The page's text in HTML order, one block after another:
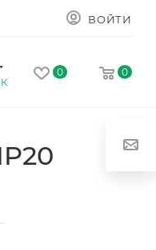
ВОЙТИ
0 0